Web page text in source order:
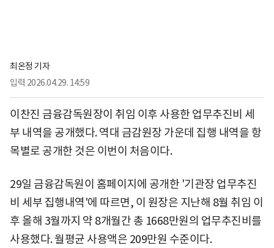
최온정 기자
입력 2026.04.29. 14:59
이찬진 금융감독원장이 취임 이후 사용한 업무추진비 세
부 내역을 공개했다. 역대 금감원장 가운데 집행 내역을 항
목별로 공개한 것은 이번이 처음이다.
29일 금융감독원이 홈페이지에 공개한 '기관장 업무추진
비 세부 집행내역'에 따르면, 이 원장은 지난해 8월 취임 이
후 올해 3월까지 약 8개월간 총 1668만원의 업무추진비를
사용했다. 월평균 사용액은 209만원 수준이다.